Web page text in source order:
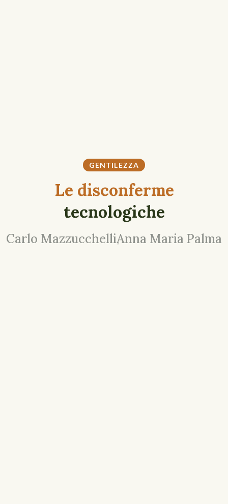
GENTILEZZA
Le disconferme
tecnologiche
Carlo MazzucchelliAnna Maria Palma